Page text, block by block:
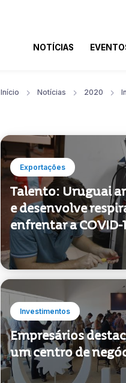
NOTÍCIAS
Início Notícias 2020
Exportações
Talento: Uruguai
e desenvolve
enfrentar a COVID-
Investimentos
Empresários
um centro de